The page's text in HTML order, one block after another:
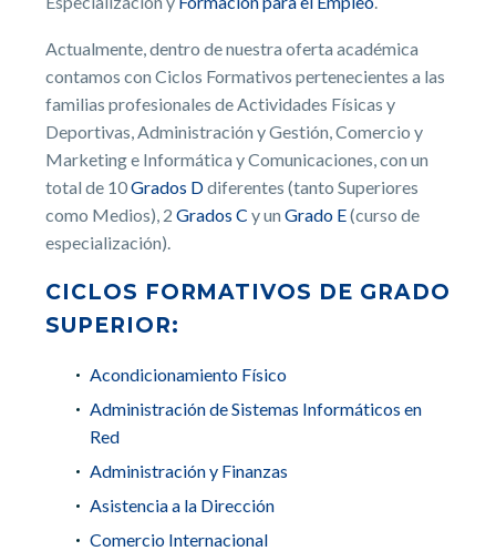
Actualmente, dentro de nuestra oferta académica
contamos con Ciclos Formativos pertenecientes a las
familias profesionales de Actividades Físicas y
Deportivas, Administración y Gestión, Comercio y
Marketing e Informática y Comunicaciones, con un
total de 10Grados Ddiferentes (tanto Superiores
como Medios), 2 Grados C y un Grado E(curso de
especialización).
CICLOS FORMATIVOS DE GRADO
SUPERIOR:
Acondicionamiento Físico
Administración de Sistemas Informáticos en
Red
Administración y Finanzas
Asistencia a la Dirección
Comercio Internacional